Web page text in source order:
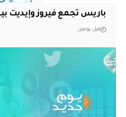
باريس تجمع فيروز وإيديت
قبل يومين